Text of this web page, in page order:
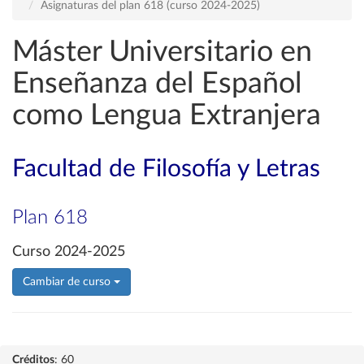
Asignaturas del plan 618 (curso 2024-2025)
Máster Universitario en
Enseñanza del Español
como Lengua Extranjera
Facultad de Filosofía y Letras
Plan 618
Curso 2024-2025
Cambiar de curso
Créditos: 60